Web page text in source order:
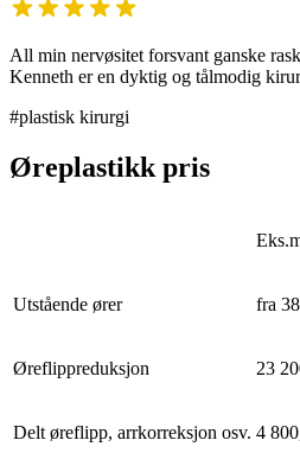
All min nervøsitet forsvant ganske
Kenneth er en dyktig og tålmodig
#plastisk kirurgi
Øreplastikk pris
Utstående ører fra
Øreflippreduksjon 23
Delt øreflipp, arrkorreksjon osv. 4